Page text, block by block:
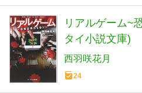
リアルゲーム~
タイ小説文庫)
西羽咲花月
24